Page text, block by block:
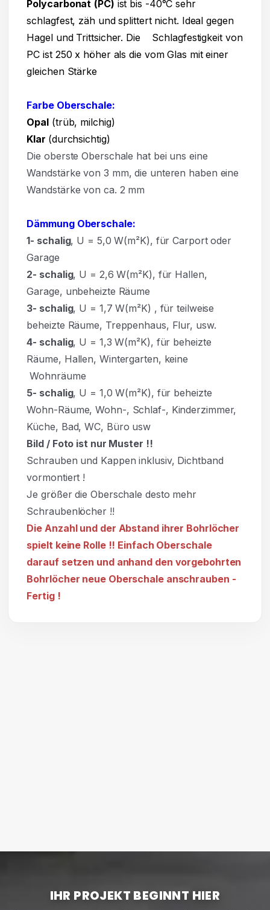
Polycarbonat (PC) ist bis -40°C sehr
schlagfest, zäh und splittert nicht. Ideal gegen
Hagel und Trittsicher. Die Schlagfestigkeit von
PC ist 250 x höher als die vom Glas mit einer
gleichen Stärke
Farbe Oberschale:
Opal (trüb, milchig)
Klar (durchsichtig)
Die oberste Oberschale hat bei uns eine
Wandstärke von 3 mm, die unteren haben eine
Wandstärke von ca. 2 mm
Dämmung Oberschale:
1- schalig, U = 5,0 W(m²K), für Carport oder
Garage
2- schalig, U = 2,6 W(m²K), für Hallen,
Garage, unbeheizte Räume
3- schalig, U = 1,7 W(m²K) , für teilweise
beheizte Räume, Treppenhaus, Flur, usw.
4- schalig, U = 1,3 W(m²K), für beheizte
Räume, Hallen, Wintergarten, keine
Wohnräume
5- schalig, U = 1,0 W(m²K), für beheizte
Wohn-Räume, Wohn-, Schlaf-, Kinderzimmer,
Küche, Bad, WC, Büro usw
Bild / Foto ist nur Muster !!
Schrauben und Kappen inklusiv, Dichtband
vormontiert !
Je größer die Oberschale desto mehr
Schraubenlöcher !!
Die Anzahl und der Abstand ihrer Bohrlöcher
spielt keine Rolle !! Einfach Oberschale
darauf setzen und anhand den vorgebohrten
Bohrlöcher neue Oberschale anschrauben -
Fertig !
IHR PROJEKT BEGINNT HIER